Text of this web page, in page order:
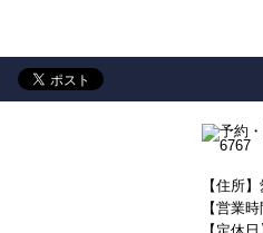
【住所
【営業